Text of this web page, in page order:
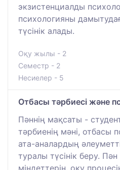
экзистенциалды
психологияны
түсінік алады.
Оқу жылы - 2
Семестр - 2
Несиелер - 5
Отбасы тәрбиесі және
Пәннің мақсаты -
тәрбиенің мәні, отбасы
ата-аналардың
туралы түсінік беру.
міндеттерін, оқу